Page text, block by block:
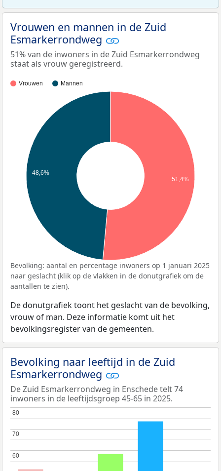
Vrouwen en mannen in de Zuid
Esmarkerrondweg
51% van de inwoners in de Zuid Esmarkerrondweg
staat als vrouw geregistreerd.
Vrouwen Mannen
48,6%
51,4%
Bevolking: aantal en percentage inwoners op 1 januari 2025
naar geslacht (klik op de vlakken in de donutgrafiek om de
aantallen te zien).
De donutgrafiek toont het geslacht van de bevolking,
vrouw of man. Deze informatie komt uit het
bevolkingsregister van de gemeenten.
Bevolking naar leeftijd in de Zuid
Esmarkerrondweg
De Zuid Esmarkerrondweg in Enschede telt 74
inwoners in de leeftijdsgroep 45-65 in 2025.
60
60
70
70
80
80